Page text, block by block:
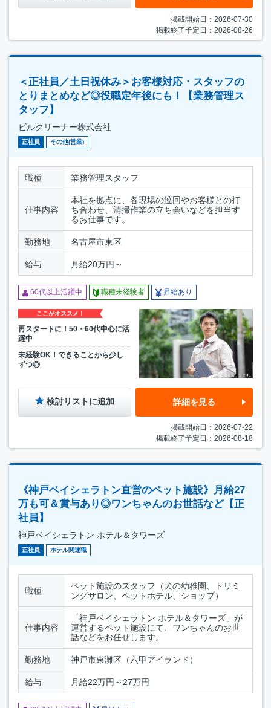
掲載開始日：2026-07-30
掲載終了予定日：2026-08-26
＜正社員／土日祝休み＞お客様対応・スタッフの
とりまとめなど◎役職定年後にも！【業務管理ス
タッフ】
ビルクリーナー株式会社
正社員 その他(営業)
職種 業務管理スタッフ
仕事内容
本社を拠点に、各現場の巡回やお客様との打
ち合わせ、清掃作業の立ち会いなどを担当す
るお仕事です。
勤務地 名古屋市東区
給与 月給20万円～
60代以上活躍中 職種未経験者 昇給あり
ここがオススメ！
再スタートに！50・60代中心に活
躍中
未経験OK！できることから少し
ずつ◎
検討リストに追加 詳細を見る
掲載開始日：2026-07-22
掲載終了予定日：2026-08-18
《神戸ベイシェラトン直営のペット施設》月給27
万も可＆賞与あり◎ワンちゃんのお世話など【正
社員】
神戸ベイシェラトン ホテル＆タワーズ
正社員 ホテル関連職
職種
ペット施設のスタッフ（犬の幼稚園、トリミ
ングサロン、ペットホテル、ショップ）
仕事内容
「神戸ベイシェラトン ホテル＆タワーズ」が
運営するペット施設にて、ワンちゃんのお世
話などをお任せします。
勤務地 神戸市東灘区（六甲アイランド）
給与 月給22万円～27万円